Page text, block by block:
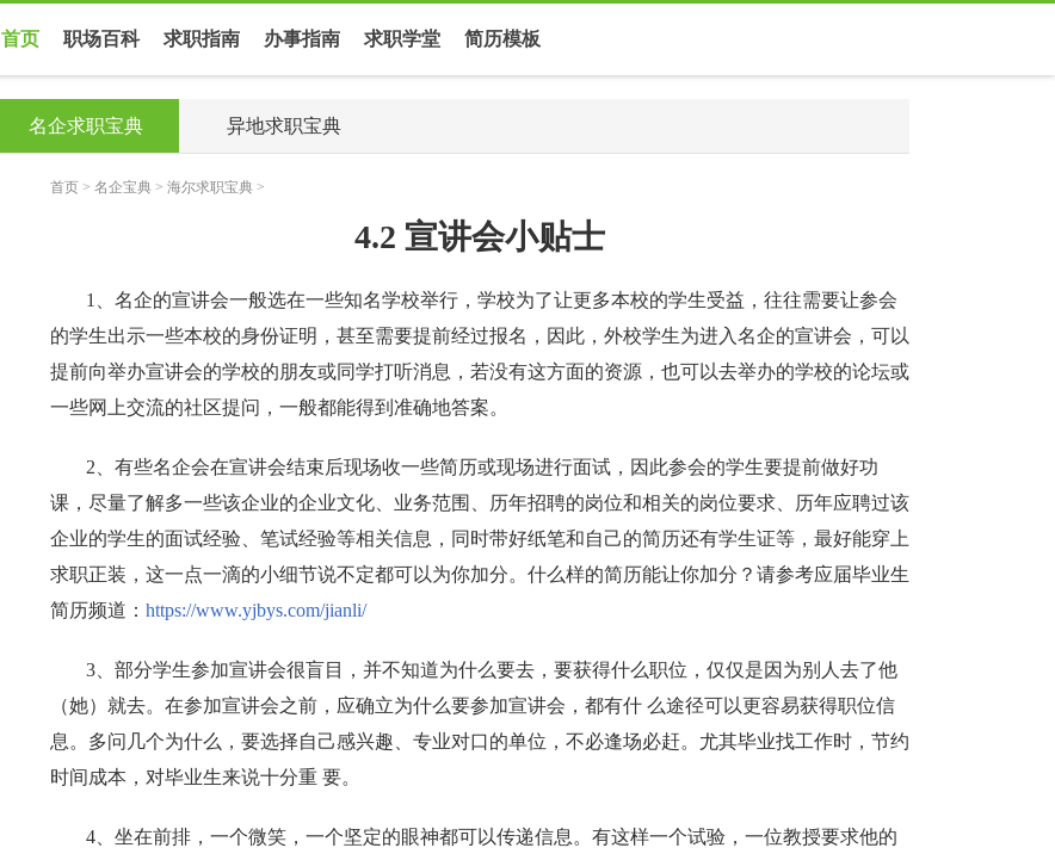
首页 职场百科 求职指南 办事指南 求职学堂 简历模板
名企求职宝典 异地求职宝典
首页 > 名企宝典 > 海尔求职宝典 >
4.2 宣讲会小贴士
1、名企的宣讲会一般选在一些知名学校举行，学校为了让更多本校的学生受益，往往需要让参会
的学生出示一些本校的身份证明，甚至需要提前经过报名，因此，外校学生为进入名企的宣讲会，可以
提前向举办宣讲会的学校的朋友或同学打听消息，若没有这方面的资源，也可以去举办的学校的论坛或
一些网上交流的社区提问，一般都能得到准确地答案。
2、有些名企会在宣讲会结束后现场收一些简历或现场进行面试，因此参会的学生要提前做好功
课，尽量了解多一些该企业的企业文化、业务范围、历年招聘的岗位和相关的岗位要求、历年应聘过该
企业的学生的面试经验、笔试经验等相关信息，同时带好纸笔和自己的简历还有学生证等，最好能穿上
求职正装，这一点一滴的小细节说不定都可以为你加分。什么样的简历能让你加分？请参考应届毕业生
简历频道： https://www.yjbys.com/jianli/
3、部分学生参加宣讲会很盲目，并不知道为什么要去，要获得什么职位，仅仅是因为别人去了他
（她）就去。在参加宣讲会之前，应确立为什么要参加宣讲会，都有什 么途径可以更容易获得职位信
息。多问几个为什么，要选择自己感兴趣、专业对口的单位，不必逢场必赶。尤其毕业找工作时，节约
时间成本，对毕业生来说十分重 要。
4、坐在前排，一个微笑，一个坚定的眼神都可以传递信息。有这样一个试验，一位教授要求他的